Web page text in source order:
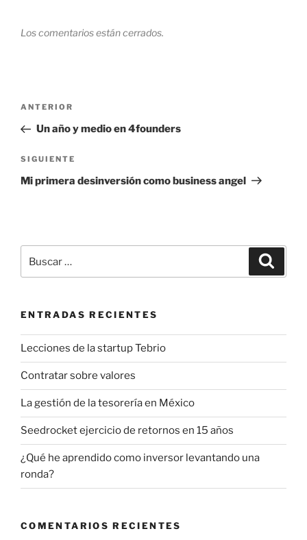
Los comentarios están cerrados.
Navegación
entradas
Entrada
anterior:
ANTERIOR
Un año y medio en 4founders
Siguiente
entrada
SIGUIENTE
Mi primera desinversión como business angel
por:
ENTRADAS RECIENTES
Lecciones de la startup Tebrio
Contratar sobre valores
La gestión de la tesorería en México
Seedrocket ejercicio de retornos en 15 años
¿Qué he aprendido como inversor levantando una
ronda?
COMENTARIOS RECIENTES